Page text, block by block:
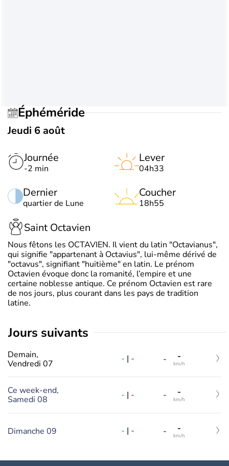
Éphéméride
Jeudi 6 août
Journée
-2 min
Dernier
quartier de Lune
Lever
04h33
Coucher
18h55
Saint Octavien
Nous fêtons les OCTAVIEN. Il vient du latin "Octavianus",
qui signifie "appartenant à Octavius", lui-même dérivé de
"octavus", signifiant "huitième" en latin. Le prénom
Octavien évoque donc la romanité, l’empire et une
certaine noblesse antique. Ce prénom Octavien est rare
de nos jours, plus courant dans les pays de tradition
latine.
jours suivants
Demain,
Vendredi 07
- | - - -
km/h
Ce week-end,
Samedi 08
- | - - -
km/h
Dimanche 09 - | - - -
km/h